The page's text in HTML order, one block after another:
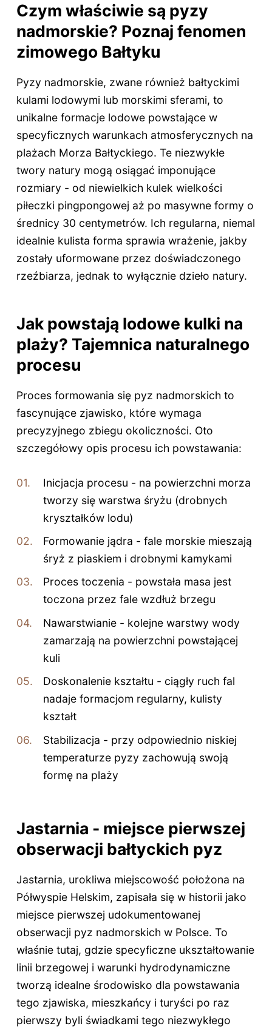
Czym właściwie są pyzy
nadmorskie? Poznaj fenomen
zimowego Bałtyku
Pyzy nadmorskie, zwane również bałtyckimi
kulami lodowymi lub morskimi sferami, to
unikalne formacje lodowe powstające w
specyficznych warunkach atmosferycznych na
plażach Morza Bałtyckiego. Te niezwykłe
twory natury mogą osiągać imponujące
rozmiary - od niewielkich kulek wielkości
piłeczki pingpongowej aż po masywne formy o
średnicy 30 centymetrów. Ich regularna, niemal
idealnie kulista forma sprawia wrażenie, jakby
zostały uformowane przez doświadczonego
rzeźbiarza, jednak to wyłącznie dzieło natury.
Jak powstają lodowe kulki na
plaży? Tajemnica naturalnego
procesu
Proces formowania się pyz nadmorskich to
fascynujące zjawisko, które wymaga
precyzyjnego zbiegu okoliczności. Oto
szczegółowy opis procesu ich powstawania:
Inicjacja procesu - na powierzchni morza
tworzy się warstwa śryżu (drobnych
kryształków lodu)
Formowanie jądra - fale morskie mieszają
śryż z piaskiem i drobnymi kamykami
Proces toczenia - powstała masa jest
toczona przez fale wzdłuż brzegu
Nawarstwianie - kolejne warstwy wody
zamarzają na powierzchni powstającej
kuli
Doskonalenie kształtu - ciągły ruch fal
nadaje formacjom regularny, kulisty
kształt
Stabilizacja - przy odpowiednio niskiej
temperaturze pyzy zachowują swoją
formę na plaży
Jastarnia - miejsce pierwszej
obserwacji bałtyckich pyz
Jastarnia, urokliwa miejscowość położona na
Półwyspie Helskim, zapisała się w historii jako
miejsce pierwszej udokumentowanej
obserwacji pyz nadmorskich w Polsce. To
właśnie tutaj, gdzie specyficzne ukształtowanie
linii brzegowej i warunki hydrodynamiczne
tworzą idealne środowisko dla powstawania
tego zjawiska, mieszkańcy i turyści po raz
pierwszy byli świadkami tego niezwykłego